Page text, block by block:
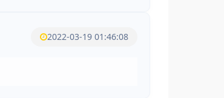
2022-03-19 01:46:08